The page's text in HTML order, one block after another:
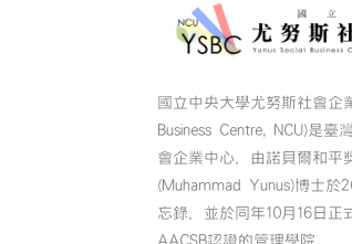
國立中央大學尤努斯社會企
Business Centre, NCU)是臺
會企業中心，由諾貝爾和
(Muhammad Yunus)博士於
忘錄，並於同年10月16日正
AACSB認證的管理學院。